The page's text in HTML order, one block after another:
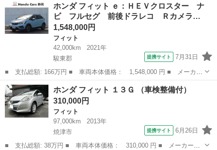
名： Ｆパッケージ ワンオーナー車 社外メモリーナビ フルセグ
テレビ ＥＴＣ車...
ホンダ フィット ｅ：ＨＥＶクロスター ナ
ビ フルセグ 前後ドラレコ Ｒカメラ…
1,548,000円
フィット
42,000km
2021年
駿東郡
提携サイト 7月31日
■ 支払総額: 166万円 ■ 車両本体価格： 1,548,000 円 ■ メーカー
名： ホンダ ■ 車種名： フィット ■ グレード名： ｅ：ＨＥＶ
クロスター ナビ フルセグ 前後ドラレコ Ｒカメラ ＥＴＣ Ｌ
ＥＤ ＡＷ...
静岡 駿東郡 フィット
ホンダ フィット １３Ｇ （車検整備付）
310,000円
フィット
97,000km
2013年
焼津市
提携サイト 6月26日
■ 支払総額: 38万円 ■ 車両本体価格： 310,000 円 ■ メーカー